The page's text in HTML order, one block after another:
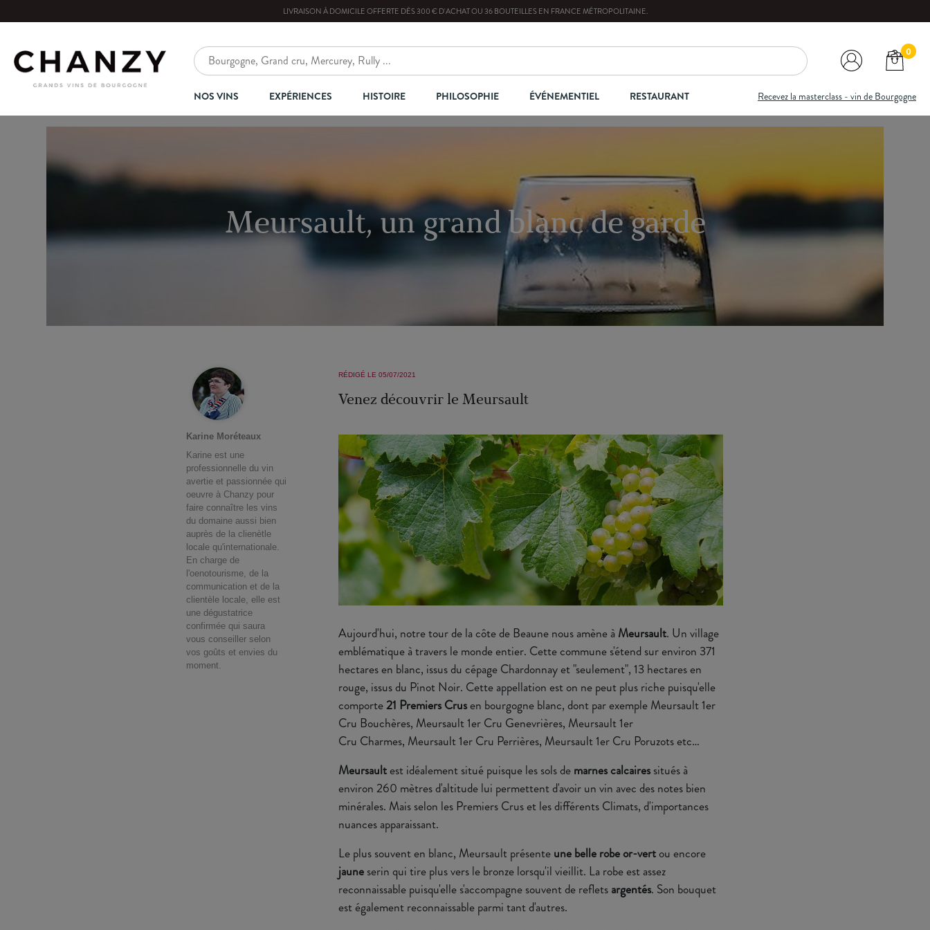
LIVRAISON À DOMICILE OFFERTE DÈS300€ D'ACHAT OU 36BOUTEILLESEN FRANCE MÉTROPOLITAINE.
0
NOS VINS EXPÉRIENCES HISTOIRE PHILOSOPHIE ÉVÉNEMENTIEL RESTAURANT Recevez la masterclass - vin de Bourgogne
Meursault, un grand blanc de garde
Karine Moréteaux
Karine est une
professionnelle du vin
avertie et passionnée qui
oeuvre à Chanzy pour
faire connaître les vins
du domaine aussi bien
auprès de la clienètle
locale qu'internationale.
En charge de
l'oenotourisme, de la
communication et de la
clientèle locale, elle est
une dégustatrice
confirmée qui saura
vous conseiller selon
vos goûts et envies du
moment.
RÉDIGÉ LE 05/07/2021
Venez découvrir le Meursault
Aujourd'hui, notre tour de la côte de Beaune nous amène à Meursault. Un village
emblématique à travers le monde entier. Cette commune s'étend sur environ 371
hectares en blanc, issus du cépage Chardonnay et "seulement", 13 hectares en
rouge, issus du Pinot Noir. Cette appellation est on ne peut plus riche puisqu'elle
comporte 21 Premiers Crusen bourgogne blanc, dont par exemple Meursault 1er
Cru Bouchères, Meursault 1er Cru Genevrières, Meursault 1er
Cru Charmes, Meursault 1er Cru Perrières, Meursault 1er Cru Poruzots etc…
Meursaultest idéalement situé puisque les sols de marnes calcairessitués à
environ 260 mètres d'altitude lui permettent d'avoir un vin avec des notes bien
minérales. Mais selon les Premiers Crus et les différents Climats, d'importances
nuances apparaissant.
Le plus souvent en blanc, Meursault présenteune belle robe or-vertou encore
jauneserin qui tire plus vers le bronze lorsqu'il vieillit. La robe est assez
reconnaissable puisqu'elle s'accompagne souvent de reflets argentés. Son bouquet
est également reconnaissable parmi tant d'autres.